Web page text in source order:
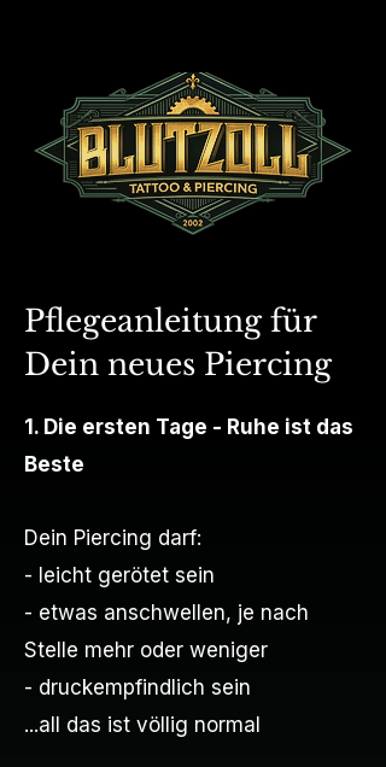
Pflegeanleitung für
Dein neues Piercing
1. Die ersten Tage - Ruhe ist das
Beste
Dein Piercing darf:
- leicht gerötet sein
- etwas anschwellen, je nach
Stelle mehr oder weniger
- druckempfindlich sein
...all das ist völlig normal